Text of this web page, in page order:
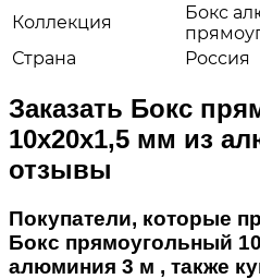
Коллекция
Бокс
Страна
Россия
Заказать Бокс
10х20х1,5 мм из
отзывы
Покупатели, которые
Бокс прямоугольный
алюминия 3 м , также